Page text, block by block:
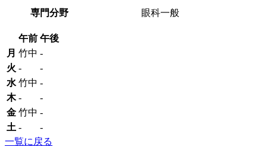
専門分野 眼科一般
午前 午後
月 竹中 -
火 -
-
水 竹中 -
木 -
-
金 竹中 -
土 -
-
一覧に戻る